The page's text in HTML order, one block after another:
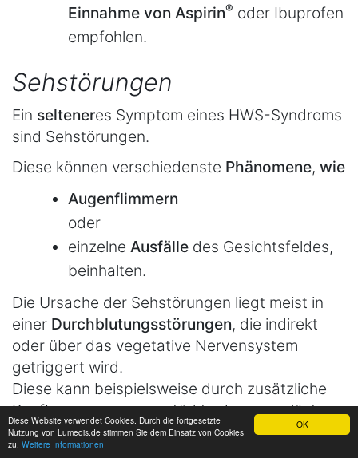
OK
Diese Website verwendet Cookies. Durch die fortgesetzte
Nutzung von Lumedis.de stimmen Sie dem Einsatz von Cookies
zu. Weitere Informationen
Einnahme von Aspirin® oder Ibuprofen
empfohlen.
Sehstörungen
Ein selteneres Symptom eines HWS-Syndroms
sind Sehstörungen.
Diese können verschiedenste Phänomene, wie
Augenflimmern
oder
einzelne Ausfälle des Gesichtsfeldes,
beinhalten.
Die Ursache der Sehstörungen liegt meist in
einer Durchblutungsstörungen, die indirekt
oder über das vegetative Nervensystem
getriggert wird.
Diese kann beispielsweise durch zusätzliche
Kopfbewegungen verstärkt oder ausgelöst
werden, ist das ein starker Hinweis, dass das
HWS Syndrom die Ursache ist.